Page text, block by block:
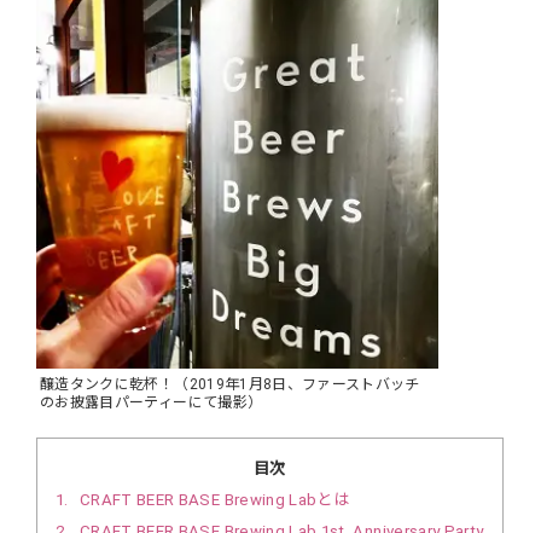
醸造タンクに乾杯！（2019年1月8日、ファーストバッチ
のお披露目パーティーにて撮影）
目次
1
CRAFT BEER BASE Brewing Labとは